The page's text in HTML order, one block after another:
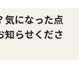
気になった点
知らせくださ